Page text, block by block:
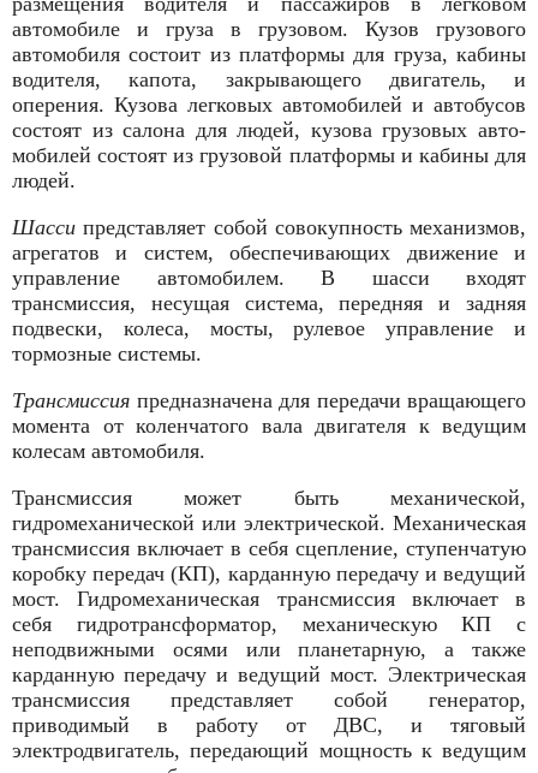
автомобиле и груза в грузовом. Кузов грузового
автомобиля состоит из платформы для груза, кабины
водителя, капота, закры­вающего двигатель, и
оперения. Кузова легковых автомобилей и автобусов
состоят из салона для людей, кузова грузовых авто­
мобилей состоят из грузовой платформы и кабины для
людей.
Шассипредставляет собой совокупность механизмов,
агрегатов и систем, обеспечивающих движение и
управление автомобилем. В шасси входят
трансмиссия, несущая система, передняя и зад­няя
подвески, колеса, мосты, рулевое управление и
тормозные системы.
Трансмиссия предназначена для передачи вращающего
момента от коленчатого вала двигателя к ведущим
колесам автомобиля.
Трансмиссия может быть механической,
гидромеханической или электрической. Механическая
трансмиссия включает в себя сцепление, ступенчатую
коробку передач (КП), карданную передачу и ведущий
мост. Гидромеханическая трансмиссия включает в
себя гидротрансформатор, механическую КП с
неподвижными осями или планетарную, а также
карданную передачу и ведущий мост. Электрическая
трансмиссия представляет собой генератор,
приводимый в работу от ДВС, и тяговый
электродвигатель, передаю­щий мощность к ведущим